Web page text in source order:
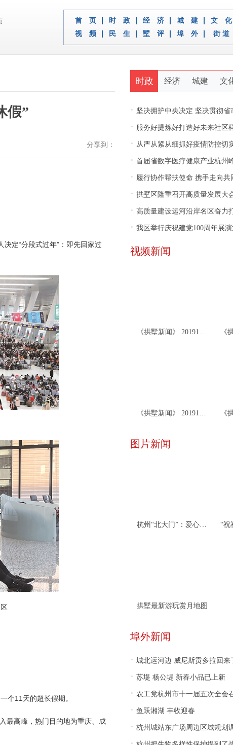
首 页 时 政 经 济 城 建 文 化
视 频
民 生 墅 评 埠 外 街 道
假”
分享到：
定“分段式过年”：即先回家过
个11天的超长假期。
最高峰，热门目的地为重庆、成
时政 经济 城建 文
· 坚决拥护中央决定 坚决贯彻省市委要求 坚持全面从严治
· 服务好提炼好打造好未来社区
· 从严从紧从细抓好疫情防控切实守
· 首届省数字医疗健康产业杭州
· 履行协作帮扶使命 携手走向共
· 拱墅区隆重召开高质量发展大会，一
· 高质量建设运河沿岸名区奋力打造共
· 我区举行庆祝建党100周年展
视频新闻
《拱墅新闻》 20191126
《拱墅新闻》 20191119
图片新闻
杭州“北大门”：爱心接力 携手同行
拱墅最新游玩赏月地图
埠外新闻
· 城北运河边 威尼斯贡多拉回来
· 苏堤 杨公堤 新春小品已上新
· 农工党杭州市十一届五次全会
· 鱼跃湘湖 丰收迎春
· 杭州城站东广场周边区域规划